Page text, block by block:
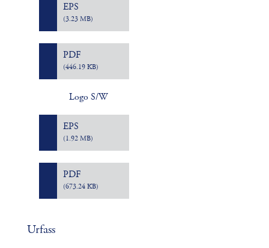
EPS
(3.23 MB)
PDF
(446.19 KB)
Logo S/W
EPS
(1.92 MB)
PDF
(673.24 KB)
Urfass